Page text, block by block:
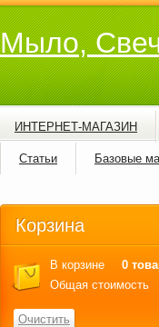
Мыло,
ИНТЕРНЕТ-МАГАЗИН
Статьи Базовые
Корзина
В корзине
0
Общая стоимость
Очистить